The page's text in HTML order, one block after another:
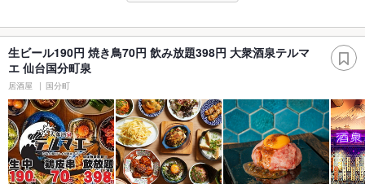
生ビール190円 焼き鳥70円 飲み放題398円 大衆酒泉テルマ
エ 仙台国分町泉
居酒屋 国分町